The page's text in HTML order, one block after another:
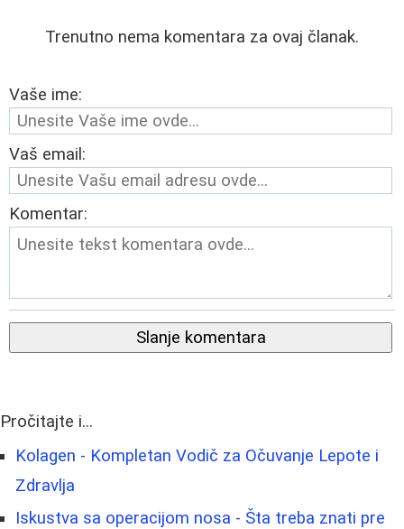
Trenutno nema komentara za ovaj članak.
Vaše ime:
Vaš email:
Komentar:
Slanje komentara
Pročitajte i...
Kolagen - Kompletan Vodič za Očuvanje Lepote i
Zdravlja
Iskustva sa operacijom nosa - Šta treba znati pre